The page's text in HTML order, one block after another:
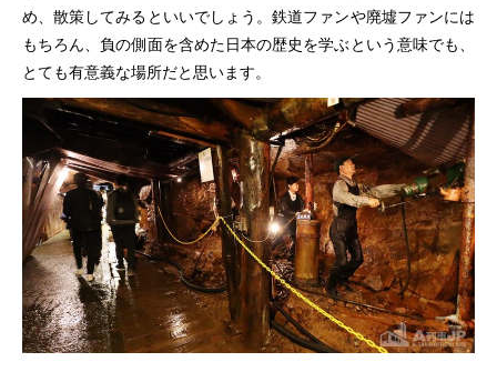
め、散策してみるといいでしょう。鉄道ファンや廃墟ファンには
もちろん、負の側面を含めた日本の歴史を学ぶという意味でも、
とても有意義な場所だと思います。